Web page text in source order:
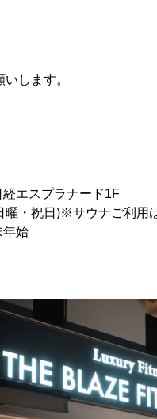
します。
エスプラナード1F
曜・祝日)※サウナご利用
始